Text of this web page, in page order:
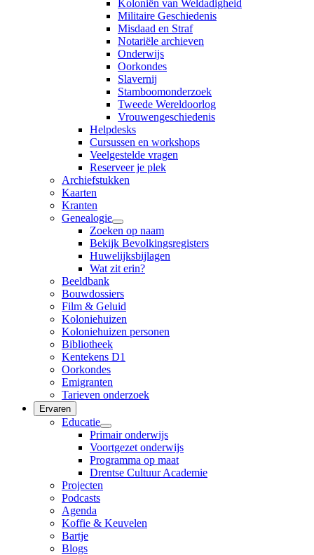
Koloniën van Weldadigheid
Militaire Geschiedenis
Misdaad en Straf
Notariële archieven
Onderwijs
Oorkondes
Slavernij
Stamboomonderzoek
Tweede Wereldoorlog
Vrouwengeschiedenis
Helpdesks
Cursussen en workshops
Veelgestelde vragen
Reserveer je plek
Archiefstukken
Kaarten
Kranten
Genealogie
Zoeken op naam
Bekijk Bevolkingsregisters
Huwelijksbijlagen
Wat zit erin?
Beeldbank
Bouwdossiers
Film & Geluid
Koloniehuizen
Koloniehuizen personen
Bibliotheek
Kentekens D1
Oorkondes
Emigranten
Tarieven onderzoek
Ervaren
Educatie
Primair onderwijs
Voortgezet onderwijs
Programma op maat
Drentse Cultuur Academie
Projecten
Podcasts
Agenda
Koffie & Keuvelen
Bartje
Blogs